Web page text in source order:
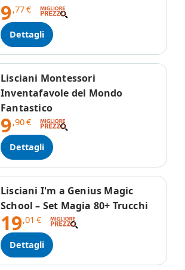
9,77€
Dettagli
Lisciani Montessori
Inventafavole del Mondo
Fantastico
9,90€
Dettagli
Lisciani I'm a Genius Magic
School – Set Magia 80+ Trucchi
19,01 €
Dettagli